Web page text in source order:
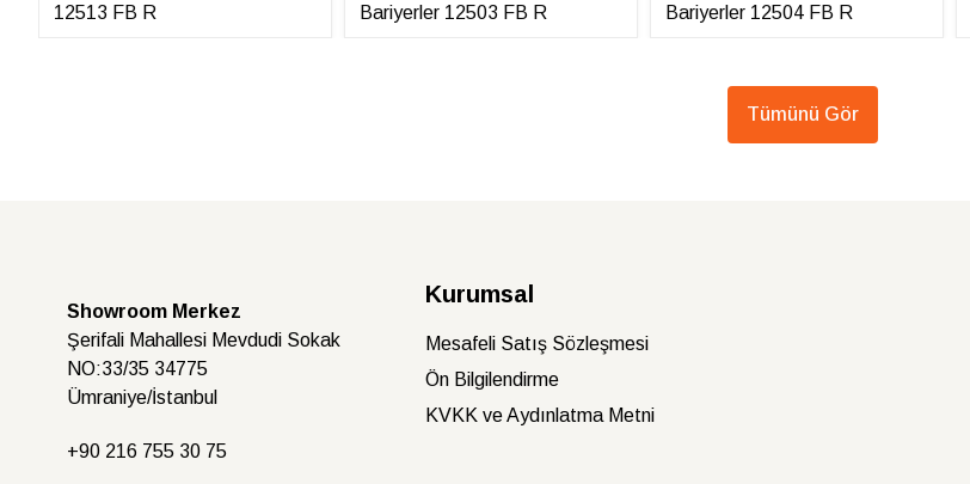
12513 FB R
Bariyerler 12503 FB R
Bariyerler 12504 FB R
Tümünü Gör
Showroom Merkez
Şerifali Mahallesi Mevdudi Sokak
NO:33/35 34775
Ümraniye/İstanbul
+90 216 755 30 75
Kurumsal
Mesafeli Satış Sözleşmesi
Ön Bilgilendirme
KVKK ve Aydınlatma Metni